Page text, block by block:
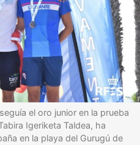
el oro junior en la prueba
Igeriketa Taldea, ha
en la playa del Gurugú de